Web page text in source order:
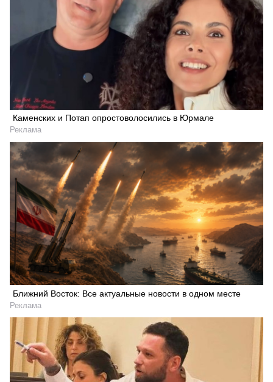
Каменских и Потап опростоволосились в Юрмале
Реклама
Ближний Восток: Все актуальные новости в одном месте
Реклама